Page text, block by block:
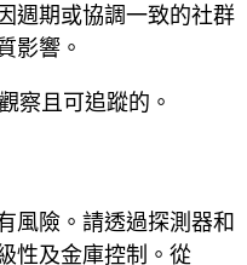
週期或協調一致的社群
影響。
察且可追蹤的。
風險。請透過探測器和
性及金庫控制。從